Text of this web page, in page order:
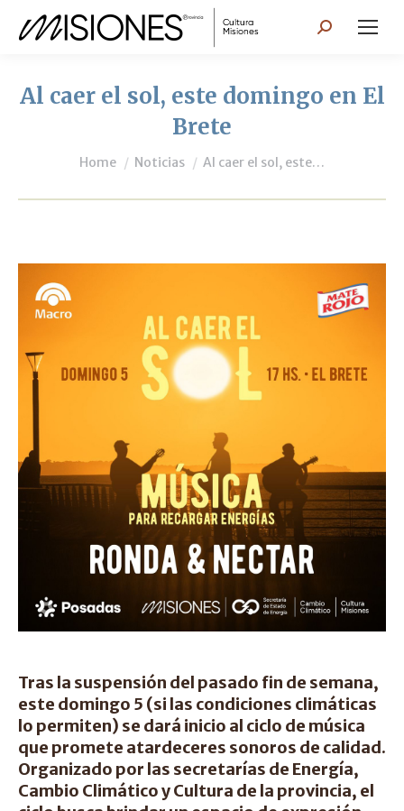
Search:
Al caer el sol, este domingo en El
Brete
You are here:
Home Noticias Al caer el sol, este…
Tras la suspensión del pasado fin de semana,
este domingo 5 (si las condiciones climáticas
lo permiten) se dará inicio al ciclo de música
que promete atardeceres sonoros de calidad.
Organizado por las secretarías de Energía,
Cambio Climático y Cultura de la provincia, el